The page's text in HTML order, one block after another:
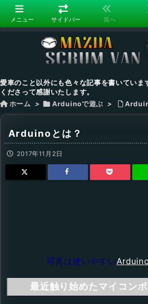
メニュー サイドバー 前へ
愛車のこと以外にも色々な記事を書いていま
くださって感謝いたします。
ホーム > Arduinoで遊ぶ >
Arduinoとは？
2017年11月2日
写真は使いやすい
最近触り始めたマイコン